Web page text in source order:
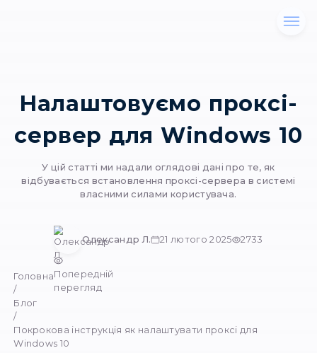
Налаштовуємо
сервер для
відбувається встановлення проксі-сервера
власними силами користувача.
Попередній
Головна